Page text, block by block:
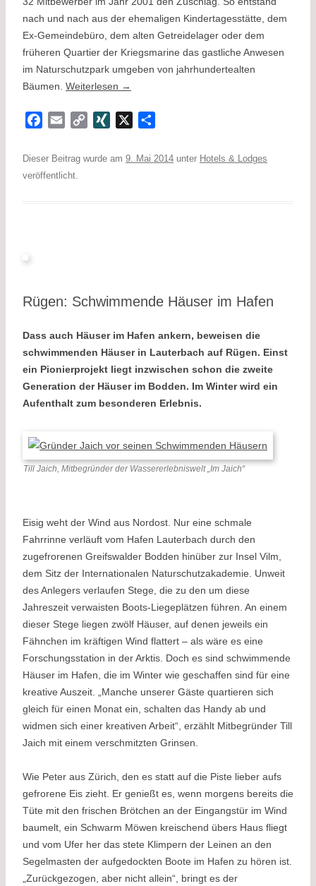
nach und nach aus der ehemaligen Kindertagesstätte, dem
Ex-Gemeindebüro, dem alten Getreidelager oder dem
früheren Quartier der Kriegsmarine das gastliche Anwesen
im Naturschutzpark umgeben von jahrhundertealten
Bäumen. Weiterlesen →
e
a
i
Dieser Beitrag wurde am 9. Mai 2014 unter Hotels & Lodges
veröffentlicht.
Rügen: Schwimmende Häuser im Hafen
Dass auch Häuser im Hafen ankern, beweisen die
schwimmenden Häuser in Lauterbach auf Rügen. Einst
ein Pionierprojekt liegt inzwischen schon die zweite
Generation der Häuser im Bodden. Im Winter wird ein
Aufenthalt zum besonderen Erlebnis.
Till Jaich, Mitbegründer der Wassererlebniswelt „Im Jaich“
Eisig weht der Wind aus Nordost. Nur eine schmale
Fahrrinne verläuft vom Hafen Lauterbach durch den
zugefrorenen Greifswalder Bodden hinüber zur Insel Vilm,
dem Sitz der Internationalen Naturschutzakademie. Unweit
des Anlegers verlaufen Stege, die zu den um diese
Jahreszeit verwaisten Boots-Liegeplätzen führen. An einem
dieser Stege liegen zwölf Häuser, auf denen jeweils ein
Fähnchen im kräftigen Wind flattert – als wäre es eine
Forschungsstation in der Arktis. Doch es sind schwimmende
Häuser im Hafen, die im Winter wie geschaffen sind für eine
kreative Auszeit. „Manche unserer Gäste quartieren sich
gleich für einen Monat ein, schalten das Handy ab und
widmen sich einer kreativen Arbeit“, erzählt Mitbegründer Till
Jaich mit einem verschmitzten Grinsen.
Wie Peter aus Zürich, den es statt auf die Piste lieber aufs
gefrorene Eis zieht. Er genießt es, wenn morgens bereits die
Tüte mit den frischen Brötchen an der Eingangstür im Wind
baumelt, ein Schwarm Möwen kreischend übers Haus fliegt
und vom Ufer her das stete Klimpern der Leinen an den
Segelmasten der aufgedockten Boote im Hafen zu hören ist.
„Zurückgezogen, aber nicht allein“, bringt es der